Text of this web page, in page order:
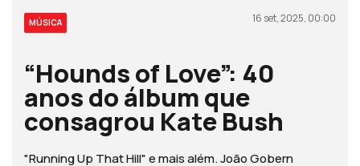
MÚSICA 16 set, 2025, 00:00
“Hounds of Love”: 40
anos do álbum que
consagrou Kate Bush
"Running Up That Hill" e mais além. João Gobern